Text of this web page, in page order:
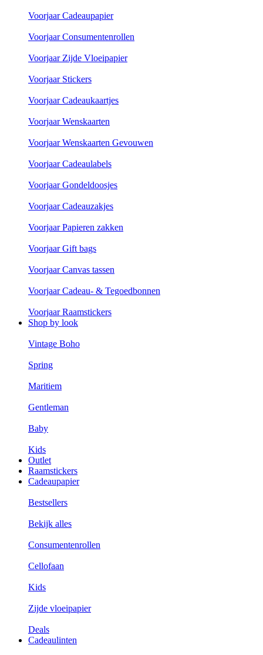
Voorjaar Cadeaupapier
Voorjaar Consumentenrollen
Voorjaar Zijde Vloeipapier
Voorjaar Stickers
Voorjaar Cadeaukaartjes
Voorjaar Wenskaarten
Voorjaar Wenskaarten Gevouwen
Voorjaar Cadeaulabels
Voorjaar Gondeldoosjes
Voorjaar Cadeauzakjes
Voorjaar Papieren zakken
Voorjaar Gift bags
Voorjaar Canvas tassen
Voorjaar Cadeau- & Tegoedbonnen
Voorjaar Raamstickers
Shop by look
Vintage Boho
Spring
Maritiem
Gentleman
Baby
Kids
Outlet
Raamstickers
Cadeaupapier
Bestsellers
Bekijk alles
Consumentenrollen
Cellofaan
Kids
Zijde vloeipapier
Deals
Cadeaulinten